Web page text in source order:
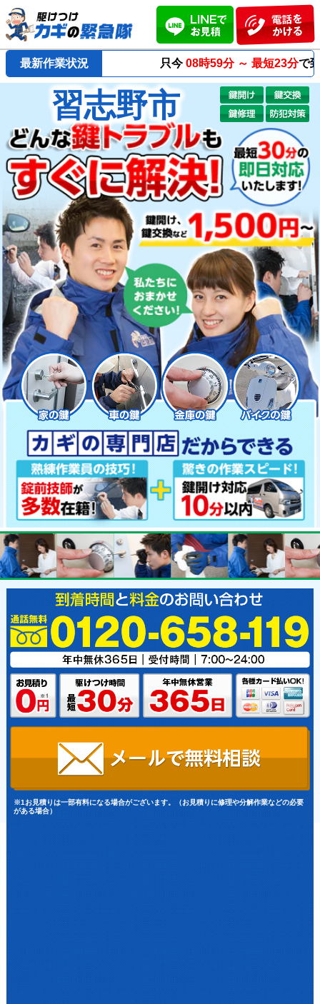
最新作業状況
只今 08時59分 ～ 最短23分で到着！
習志野市
※1お見積りは一部有料になる場合がございます。（お見積りに修理や分解作業などの必要
がある場合）